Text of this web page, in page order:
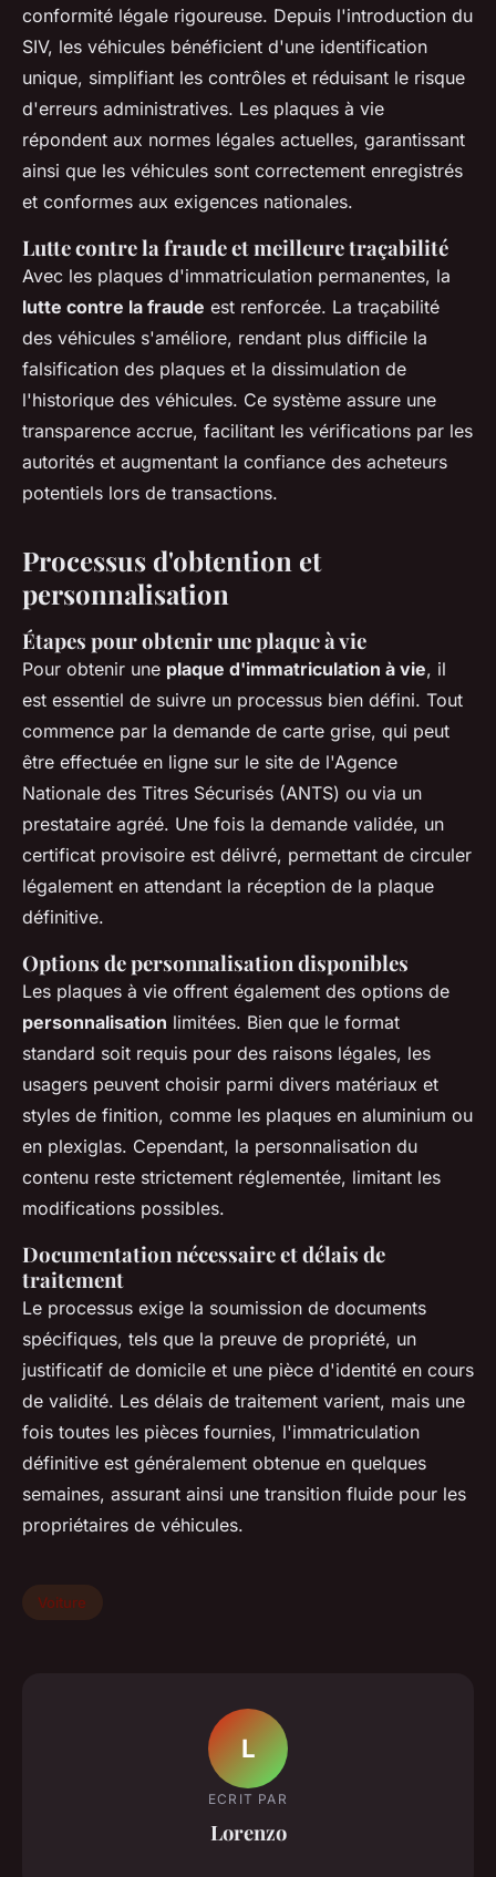
conformité légale rigoureuse. Depuis l'introduction du
SIV, les véhicules bénéficient d'une identification
unique, simplifiant les contrôles et réduisant le risque
d'erreurs administratives. Les plaques à vie
répondent aux normes légales actuelles, garantissant
ainsi que les véhicules sont correctement enregistrés
et conformes aux exigences nationales.
Lutte contre la fraude et meilleure traçabilité
Avec les plaques d'immatriculation permanentes, la
lutte contre la fraude est renforcée. La traçabilité
des véhicules s'améliore, rendant plus difficile la
falsification des plaques et la dissimulation de
l'historique des véhicules. Ce système assure une
transparence accrue, facilitant les vérifications par les
autorités et augmentant la confiance des acheteurs
potentiels lors de transactions.
Processus d'obtention et
personnalisation
Étapes pour obtenir une plaque à vie
Pour obtenir une plaque d'immatriculation à vie, il
est essentiel de suivre un processus bien défini. Tout
commence par la demande de carte grise, qui peut
être effectuée en ligne sur le site de l'Agence
Nationale des Titres Sécurisés (ANTS) ou via un
prestataire agréé. Une fois la demande validée, un
certificat provisoire est délivré, permettant de circuler
légalement en attendant la réception de la plaque
définitive.
Options de personnalisation disponibles
Les plaques à vie offrent également des options de
personnalisation limitées. Bien que le format
standard soit requis pour des raisons légales, les
usagers peuvent choisir parmi divers matériaux et
styles de finition, comme les plaques en aluminium ou
en plexiglas. Cependant, la personnalisation du
contenu reste strictement réglementée, limitant les
modifications possibles.
Documentation nécessaire et délais de
traitement
Le processus exige la soumission de documents
spécifiques, tels que la preuve de propriété, un
justificatif de domicile et une pièce d'identité en cours
de validité. Les délais de traitement varient, mais une
fois toutes les pièces fournies, l'immatriculation
définitive est généralement obtenue en quelques
semaines, assurant ainsi une transition fluide pour les
propriétaires de véhicules.
Voiture
L
ECRIT PAR
Lorenzo